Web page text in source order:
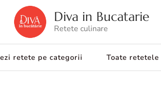
Diva in Bucatarie
Retete culinare
retete pe categorii Toate retetele